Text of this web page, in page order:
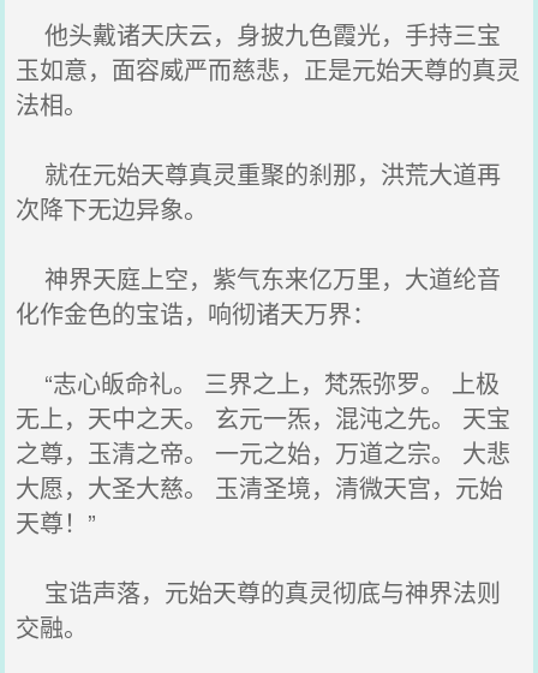
他头戴诸天庆云，身披九色霞光，手持三宝
玉如意，面容威严而慈悲，正是元始天尊的真灵
法相。
就在元始天尊真灵重聚的刹那，洪荒大道再
次降下无边异象。
神界天庭上空，紫气东来亿万里，大道纶音
化作金色的宝诰，响彻诸天万界：
“志心皈命礼。 三界之上，梵炁弥罗。 上极
无上，天中之天。 玄元一炁，混沌之先。 天宝
之尊，玉清之帝。 一元之始，万道之宗。 大悲
大愿，大圣大慈。 玉清圣境，清微天宫，元始
天尊！”
宝诰声落，元始天尊的真灵彻底与神界法则
交融。